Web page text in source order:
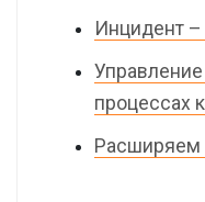
Инцидент –
процессах
Расширяем